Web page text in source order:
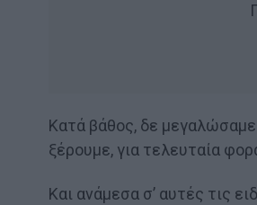
Κατά βάθος, δε
ξέρουμε, για τελευταία
Και ανάμεσα σ’ αυτές τις